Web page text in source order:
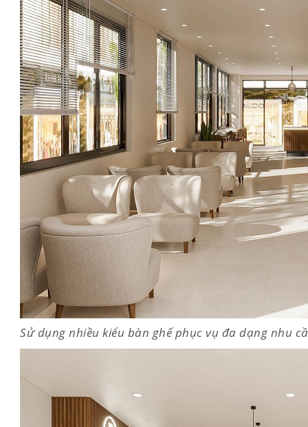
Sử dụng nhiều kiểu bàn ghế phục vụ đa dạng nhu